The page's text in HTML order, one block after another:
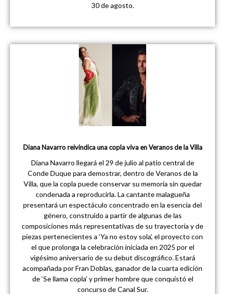
30 de agosto.
Diana Navarro reivindica una copla viva en Veranos de la Villa
Diana Navarro llegará el 29 de julio al patio central de
Conde Duque para demostrar, dentro de Veranos de la
Villa, que la copla puede conservar su memoria sin quedar
condenada a reproducirla. La cantante malagueña
presentará un espectáculo concentrado en la esencia del
género, construido a partir de algunas de las
composiciones más representativas de su trayectoria y de
piezas pertenecientes a ‘Ya no estoy sola’, el proyecto con
el que prolonga la celebración iniciada en 2025 por el
vigésimo aniversario de su debut discográfico. Estará
acompañada por Fran Doblas, ganador de la cuarta edición
de ‘Se llama copla’ y primer hombre que conquistó el
concurso de Canal Sur.